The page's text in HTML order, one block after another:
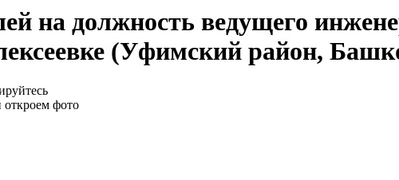
на должность ведущего
(Уфимский район,
фото